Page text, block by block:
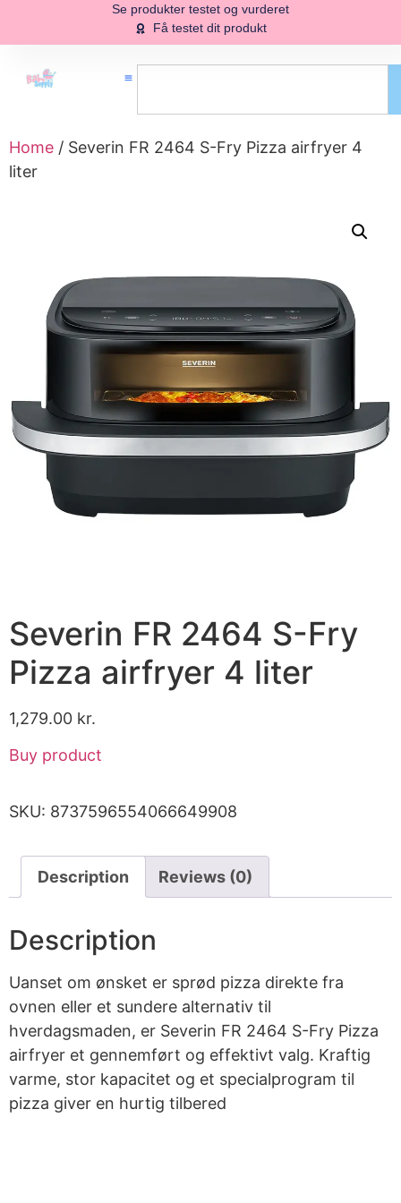
Se produkter testet og vurderet
Få testet dit produkt
Home / Severin FR 2464 S-Fry Pizza airfryer 4
liter
Severin FR 2464 S-Fry
Pizza airfryer 4 liter
1,279.00 kr.
Buy product
SKU: 8737596554066649908
Description Reviews (0)
Description
Uanset om ønsket er sprød pizza direkte fra
ovnen eller et sundere alternativ til
hverdagsmaden, er Severin FR 2464 S-Fry Pizza
airfryer et gennemført og effektivt valg. Kraftig
varme, stor kapacitet og et specialprogram til
pizza giver en hurtig tilbered